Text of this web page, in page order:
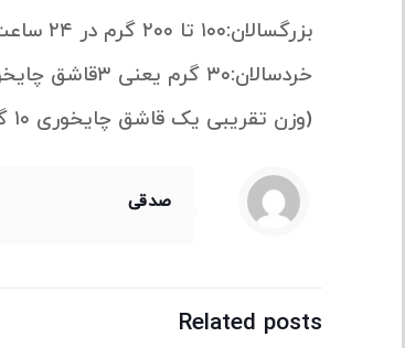
بزرگسالان:۱۰۰ تا ۲۰۰ گرم در ۲۴ ساعت (صبح ۳۰ تا ۶۰ گرم،بعداز ظهر۴۰تا۸۰گرم،شب ۳۰ تا۶۰گرم)
خردسالان:۳۰ گرم یعنی ۳قاشق چایخوری در روز(صبح،ظهر،شب)
(وزن تقریبی یک قاشق چایخوری ۱۰ گرم،قاشق مرباخوری۲۰گرم و قاشق غذاخوری ۴۰گرم است)
صدقی
Related posts